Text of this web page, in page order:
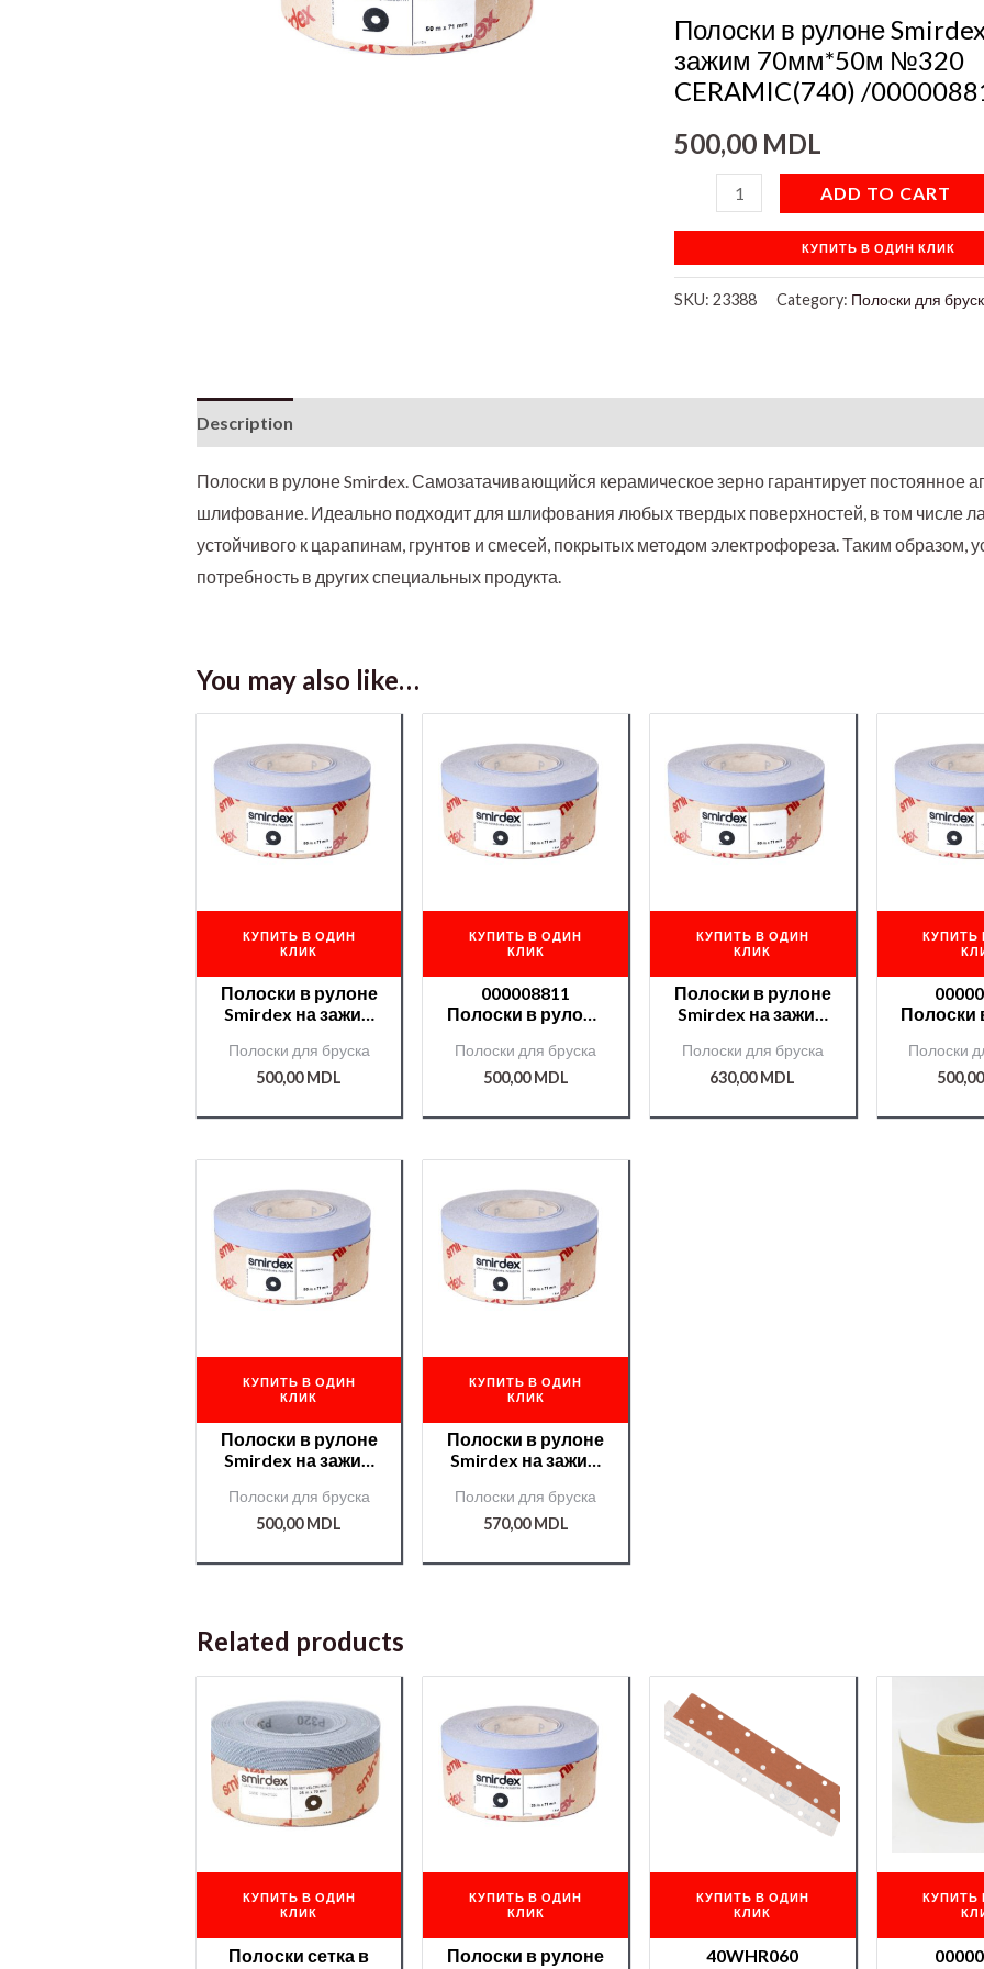
Полоски в рулоне
зажим 70мм*50м №320
CERAMIC(740) /
500,00 MDL
70мм*50м
№320
CERAMIC(740)
quantity
ADD TO CART
КУПИТЬ В ОДИН КЛИК
SKU:23388 Category: Полоски для
Description
Полоски в рулоне Smirdex. Самозатачивающийся керамическое зерно гарантирует постоянное
шлифование. Идеально подходит для шлифования любых твердых поверхностей, в том числе
устойчивого к царапинам, грунтов и смесей, покрытых методом электрофореза. Таким образом,
потребность в других специальных продукта.
You may also like…
КУПИТЬ В ОДИН
КЛИК
Полоски в рулоне
Smirdex на зажим
CERAMIC(740)
/000008813/
Полоски для бруска
500,00MDL
КУПИТЬ В ОДИН
КЛИК
000008811
Полоски в рулоне
70 мм*50 м №120
CERAMIC(740)
Полоски для бруска
500,00MDL
КУПИТЬ В ОДИН
КЛИК
Полоски в рулоне
Smirdex на зажим
CERAMIC(740)
/000008808/
Полоски для бруска
630,00MDL
КУПИТЬ
Полоски
Полоски
500,00
КУПИТЬ В ОДИН
КЛИК
Полоски в рулоне
Smirdex на зажим
CERAMIC(740)
/000008814/
Полоски для бруска
500,00MDL
КУПИТЬ В ОДИН
КЛИК
Полоски в рулоне
Smirdex на зажим
CERAMIC(740)
/000008809/
Полоски для бруска
570,00MDL
Related products
КУПИТЬ В ОДИН
КЛИК
Полоски сетка в
КУПИТЬ В ОДИН
КЛИК
Полоски в рулоне
КУПИТЬ В ОДИН
КЛИК
40WHR060
КУПИТЬ